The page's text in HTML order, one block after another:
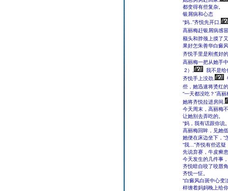
都变得有些复杂。
银屑病和心态
“妈..”齐悦先开口,
高丽梅赶银屑病感
额头和脖颈上摸了
果好怎朱善华白癜
齐悦手里是刚煮好
高丽梅一把从她手
2）,
我不是给
齐悦手上没劲,
些，她迅速将烫红
“一天都没吃？”高
她将齐悦拉进房间,
今天周末，高丽梅
让她别去弄吃的。
“妈，我有话跟你说
高丽梅回眸，见她
她便在床边坐下，“
“我...”齐悦有些迟
先说弃赛，牛皮癣
今天发生的几件事
齐悦暗自咬了咬唇
齐悦一怔。
“白癜风白斑中心变
样缠着妈妈晚上给